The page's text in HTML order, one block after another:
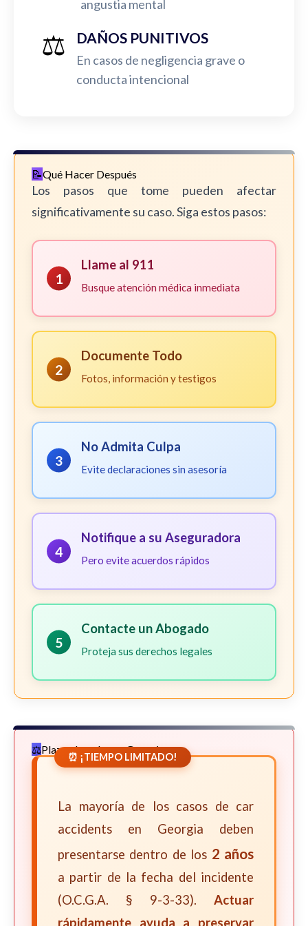
angustia mental
⚖️ DAÑOS PUNITIVOS
En casos de negligencia grave o
conducta intencional
Qué Hacer Después
Los pasos que tome pueden afectar
significativamente su caso. Siga estos pasos:
1
Llame al 911
Busque atención médica inmediata
2
Documente Todo
Fotos, información y testigos
3
No Admita Culpa
Evite declaraciones sin asesoría
4
Notifique a su Aseguradora
Pero evite acuerdos rápidos
5
Contacte un Abogado
Proteja sus derechos legales
Plazos Legales en Georgia
⏰ ¡TIEMPO LIMITADO!
La mayoría de los casos de car
accidents en Georgia deben
presentarse dentro de los 2 años
a partir de la fecha del incidente
(O.C.G.A. § 9-3-33). Actuar
rápidamente ayuda a preservar